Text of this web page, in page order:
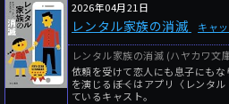
2026年04月21日
レンタル家族の消滅 キャ
レンタル家族の消滅 (ハヤカワ文
依頼を受けて恋人にも息子にも
を演じる――ぼくはアプリ〈レンタ
ているキャスト。